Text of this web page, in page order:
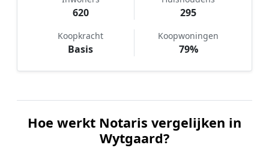
620 295
Koopkracht
Basis
Koopwoningen
79%
Hoe werkt Notaris vergelijken in
Wytgaard?